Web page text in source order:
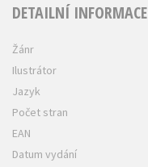
DETAILNÍ INFORMACE
Žánr
Ilustrátor
Jazyk
Počet stran
EAN
Datum vydání